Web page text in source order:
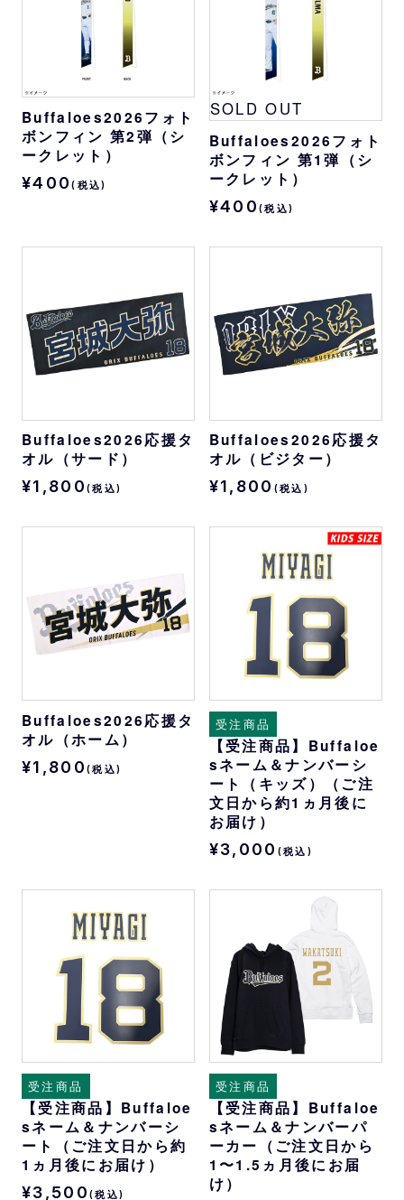
Buffaloes2026フォト
ボンフィン 第2弾（シ
ークレット）
¥400(税込)
SOLD OUT
Buffaloes2026フォト
ボンフィン 第1弾（シ
ークレット）
¥400(税込)
Buffaloes2026応援タ
オル（サード）
¥1,800 (税込)
Buffaloes2026応援タ
オル（ビジター）
¥1,800 (税込)
Buffaloes2026応援タ
オル（ホーム）
¥1,800 (税込)
受注商品
【受注商品】Buffaloe
sネーム＆ナンバーシ
ート（キッズ）（ご注
文日から約1ヵ月後に
お届け）
¥3,000 (税込)
受注商品
【受注商品】Buffaloe
sネーム＆ナンバーシ
ート（ご注文日から約
1ヵ月後にお届け）
¥3,500 (税込)
受注商品
【受注商品】Buffaloe
sネーム＆ナンバーパ
ーカー（ご注文日から
1〜1.5ヵ月後にお届
け）